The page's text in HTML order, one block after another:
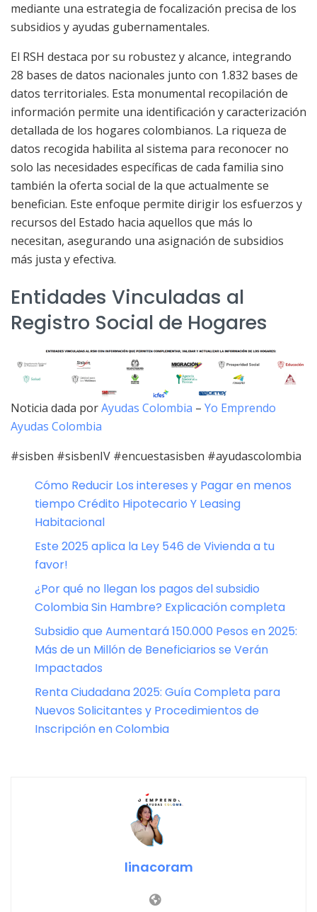
mediante una estrategia de focalización precisa de los
subsidios y ayudas gubernamentales.
El RSH destaca por su robustez y alcance, integrando
28 bases de datos nacionales junto con 1.832 bases de
datos territoriales. Esta monumental recopilación de
información permite una identificación y caracterización
detallada de los hogares colombianos. La riqueza de
datos recogida habilita al sistema para reconocer no
solo las necesidades específicas de cada familia sino
también la oferta social de la que actualmente se
benefician. Este enfoque permite dirigir los esfuerzos y
recursos del Estado hacia aquellos que más lo
necesitan, asegurando una asignación de subsidios
más justa y efectiva.
Entidades Vinculadas al
Registro Social de Hogares
Noticia dada porAyudas Colombia – Yo Emprendo
Ayudas Colombia
#sisben #sisbenIV #encuestasisben #ayudascolombia
Cómo Reducir Los intereses y Pagar en menos
tiempo Crédito Hipotecario Y Leasing
Habitacional
Este 2025 aplica la Ley 546 de Vivienda a tu
favor!
¿Por qué no llegan los pagos del subsidio
Colombia Sin Hambre? Explicación completa
Subsidio que Aumentará 150.000 Pesos en 2025:
Más de un Millón de Beneficiarios se Verán
Impactados
Renta Ciudadana 2025: Guía Completa para
Nuevos Solicitantes y Procedimientos de
Inscripción en Colombia
linacoram